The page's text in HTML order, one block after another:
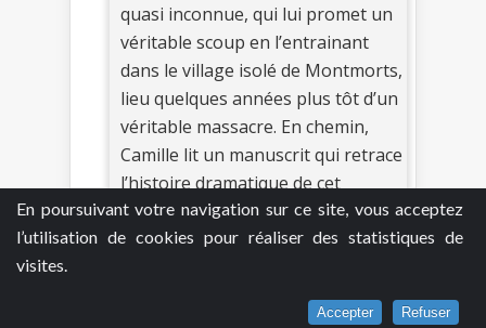
En poursuivant votre navigation sur ce site, vous acceptez
l’utilisation de cookies pour réaliser des statistiques de
visites.
Accepter Refuser
quasi inconnue, qui lui promet un
véritable scoup en l’entrainant
dans le village isolé de Montmorts,
lieu quelques années plus tôt d’un
véritable massacre. En chemin,
Camille lit un manuscrit qui retrace
l’histoire dramatique de cet
endroit. Elle découvre dans ce récit
des personnes auxquelles elle
début de roman interpelle et